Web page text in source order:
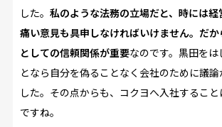
した。 私のような法務の立場だと、時には経
痛い意見も具申しなければいけません。だか
としての信頼関係が重要なのです。黒田を
となら自分を偽ることなく会社のために議
した。その点からも、コクヨへ入社するこ
ですね。